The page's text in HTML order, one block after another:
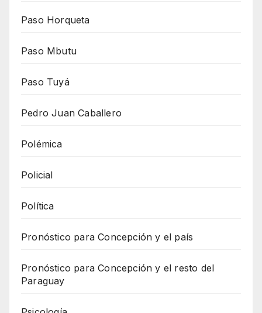
Paso Horqueta
Paso Mbutu
Paso Tuyá
Pedro Juan Caballero
Polémica
Policial
Política
Pronóstico para Concepción y el país
Pronóstico para Concepción y el resto del
Paraguay